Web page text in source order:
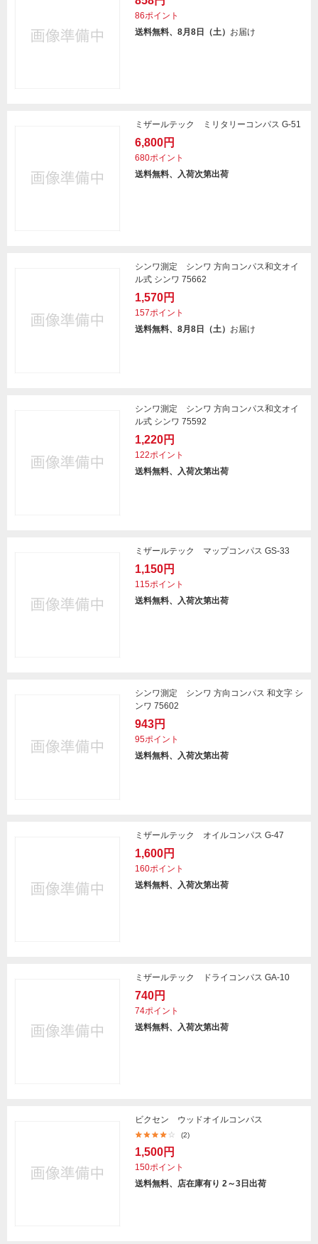
86ポイント
送料無料、8月8日（土） お届け
ミザールテック ミリタリーコンパス G-51
6,800円
680ポイント
送料無料、入荷次第出荷
シンワ測定 シンワ 方向コンパス和文オイ
ル式 シンワ 75662
1,570円
157ポイント
送料無料、8月8日（土） お届け
シンワ測定 シンワ 方向コンパス和文オイ
ル式 シンワ 75592
1,220円
122ポイント
送料無料、入荷次第出荷
ミザールテック マップコンパス GS-33
1,150円
115ポイント
送料無料、入荷次第出荷
シンワ測定 シンワ 方向コンパス 和文字 シ
ンワ 75602
943円
95ポイント
送料無料、入荷次第出荷
ミザールテック オイルコンパス G-47
1,600円
160ポイント
送料無料、入荷次第出荷
ミザールテック ドライコンパス GA-10
740円
74ポイント
送料無料、入荷次第出荷
ビクセン ウッドオイルコンパス
(2)
1,500円
150ポイント
送料無料、店在庫有り 2～3日出荷